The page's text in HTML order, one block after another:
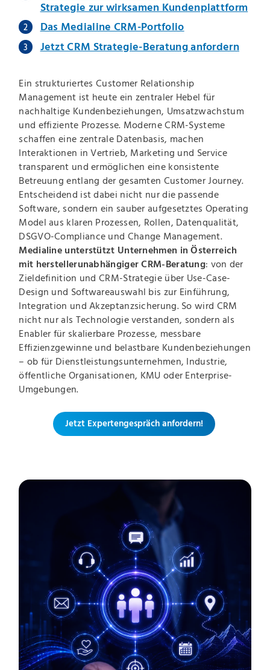
Strategie zur wirksamen Kundenplattform
Das Medialine CRM-Portfolio
Jetzt CRM Strategie-Beratung anfordern
Ein strukturiertes Customer Relationship
Management ist heute ein zentraler Hebel für
nachhaltige Kundenbeziehungen, Umsatzwachstum
und effiziente Prozesse. Moderne CRM-Systeme
schaffen eine zentrale Datenbasis, machen
Interaktionen in Vertrieb, Marketing und Service
transparent und ermöglichen eine konsistente
Betreuung entlang der gesamten Customer Journey.
Entscheidend ist dabei nicht nur die passende
Software, sondern ein sauber aufgesetztes Operating
Model aus klaren Prozessen, Rollen, Datenqualität,
DSGVO-Compliance und Change Management.
Medialine unterstützt Unternehmen in Österreich
mit herstellerunabhängiger CRM-Beratung: von der
Zieldefinition und CRM-Strategie über Use-Case-
Design und Softwareauswahl bis zur Einführung,
Integration und Akzeptanzsicherung. So wird CRM
nicht nur als Technologie verstanden, sondern als
Enabler für skalierbare Prozesse, messbare
Effizienzgewinne und belastbare Kundenbeziehungen
– ob für Dienstleistungsunternehmen, Industrie,
öffentliche Organisationen, KMU oder Enterprise-
Umgebungen.
Jetzt Expertengespräch anfordern!